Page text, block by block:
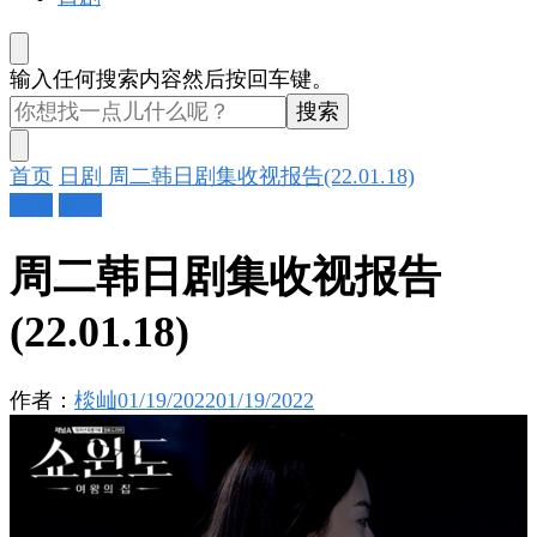
找
什
么
东
西
吗?
输入任何搜索内容然后按回车键。
首页 日剧 周二韩日剧集收视报告(22.01.18)
周二韩日剧集收视报告
(22.01.18)
作者： 棪屾01/19/202201/19/2022